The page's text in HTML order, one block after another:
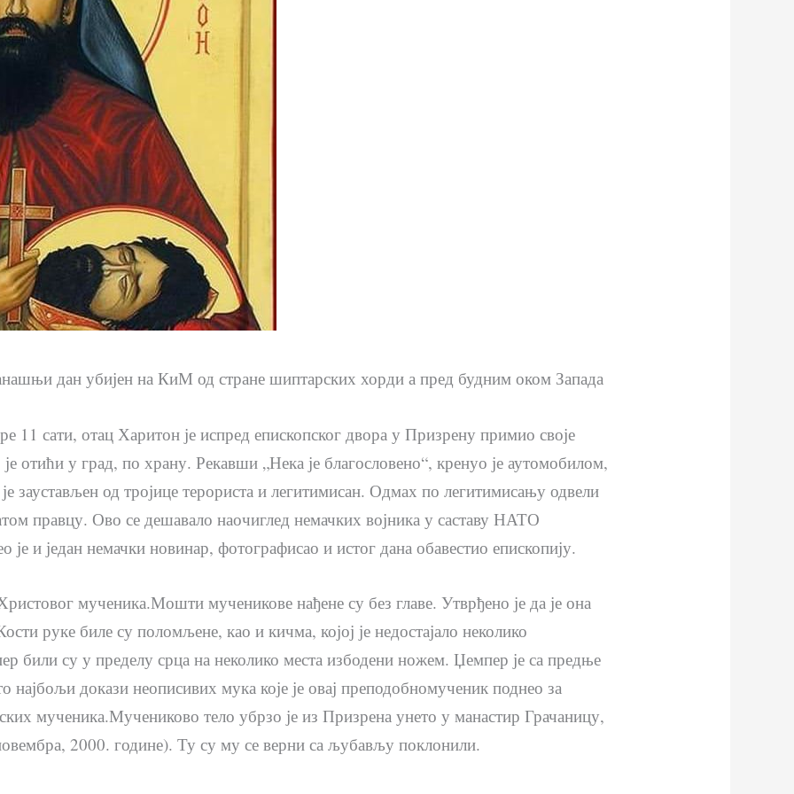
дан убијен на КиМ од стране шиптарских хорди а пред будним оком Запада
11 сати, отац Харитон је испред епископског двора у Призрену примио своје
отићи у град, по храну. Рекавши „Нека је благословено“, кренуо је аутомобилом,
заустављен од тројице терориста и легитимисан. Одмах по легитимисању одвели
правцу. Ово се дешавало наочиглед немачких војника у саставу НАТО
је и један немачки новинар, фотографисао и истог дана обавестио епископију.
мученика.Мошти мученикове нађене су без главе. Утврђено је да је она
руке биле су поломљене, као и кичма, којој је недостајало неколико
били су у пределу срца на неколико места избодени ножем. Џемпер је са предње
најбољи докази неописивих мука које је овај преподобномученик поднео за
мученика.Мучениково тело убрзо је из Призрена унето у манастир Грачаницу,
2000. године). Ту су му се верни са љубављу поклонили.